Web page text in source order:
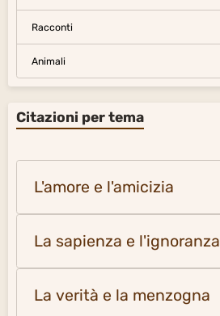
Racconti
Animali
Citazioni per tema
L'amore e l'amicizia
La sapienza e l'ignoranza
La verità e la menzogna